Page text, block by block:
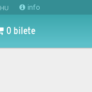
HU info
0 bilete